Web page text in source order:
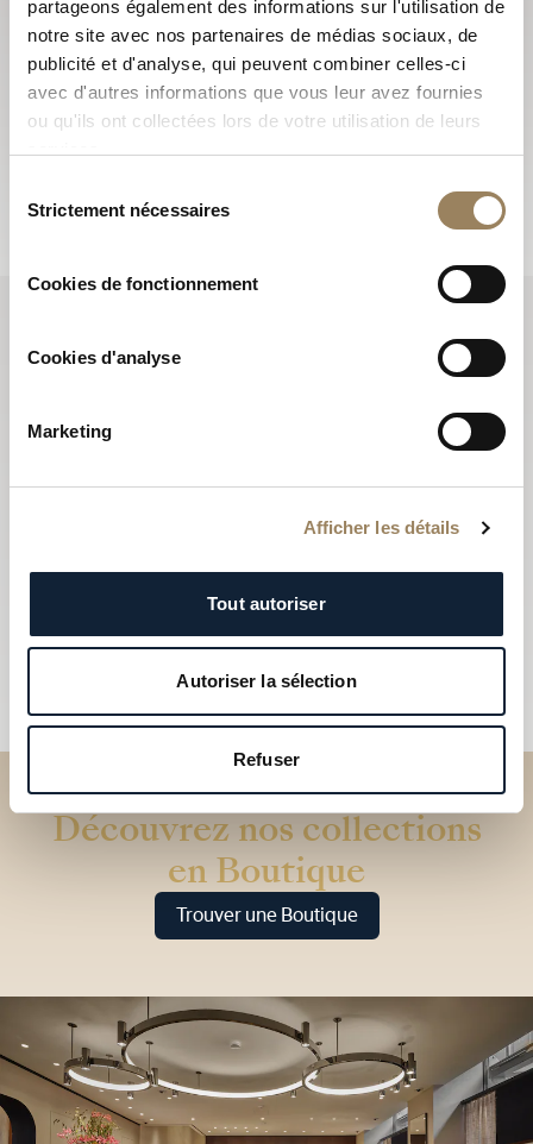
partageons également des informations sur l'utilisation de
notre site avec nos partenaires de médias sociaux, de
publicité et d'analyse, qui peuvent combiner celles-ci
avec d'autres informations que vous leur avez fournies
ou qu'ils ont collectées lors de votre utilisation de leurs
duStrictement nécessaires
Cookies de fonctionnement
Cookies d'analyse
Marketing
Afficher les détails
Tout autoriser
Autoriser la sélection
Refuser
S'abonner à la newsletter
Les newsletters Breguet vous font découvrir les
actualités qui font vivre la Maison tout au long de l’année
et vous informent sur toutes les nouveautés.
Découvrez nos collections
en Boutique
Trouver une Boutique